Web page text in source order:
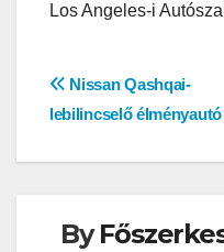
Los Angeles-i
Bejegyzés
navigáció
Nissan Qashqai-
lebilincselő élményautó
By